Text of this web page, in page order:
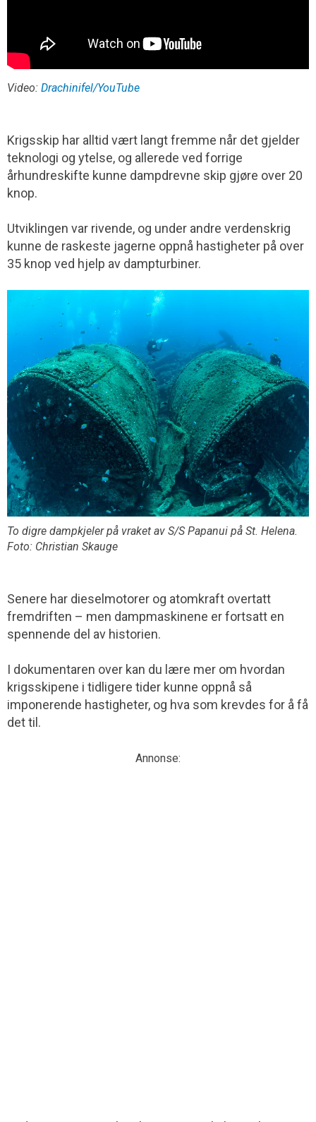
Video: Drachinifel/YouTube
Krigsskip har alltid vært langt fremme når det gjelder
teknologi og ytelse, og allerede ved forrige
århundreskifte kunne dampdrevne skip gjøre over 20
knop.
Utviklingen var rivende, og under andre verdenskrig
kunne de raskeste jagerne oppnå hastigheter på over
35 knop ved hjelp av dampturbiner.
To digre dampkjeler på vraket av S/S Papanui på St. Helena.
Foto: Christian Skauge
Senere har dieselmotorer og atomkraft overtatt
fremdriften – men damp­maskinene er fortsatt en
spennende del av historien.
I dokumentaren over kan du lære mer om hvordan
krigsskipene i tidligere tider kunne oppnå så
imponerende hastigheter, og hva som krevdes for å få
det til.
Annonse: